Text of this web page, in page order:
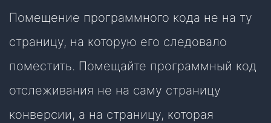
Помещение программного кода не на ту
страницу, на которую его следовало
поместить. Помещайте программный код
отслеживания не на саму страницу
конверсии, а на страницу, которая